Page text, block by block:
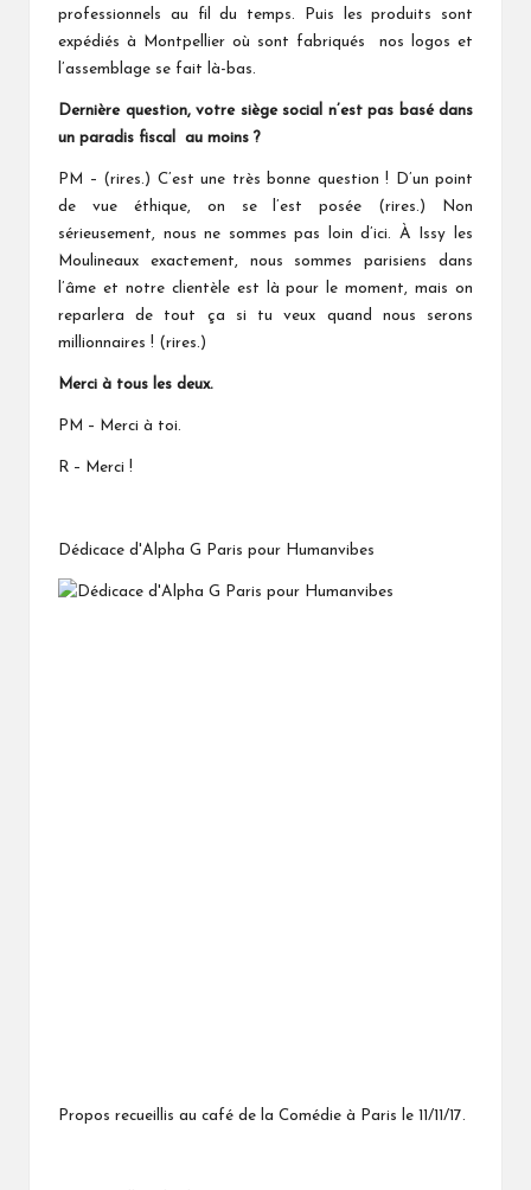
professionnels au fil du temps. Puis les produits sont
expédiés à Montpellier où sont fabriqués nos logos et
l’assemblage se fait là-bas.
Dernière question, votre siège social n’est pas basé dans
un paradis fiscal au moins ?
PM – (rires.) C’est une très bonne question ! D’un point
de vue éthique, on se l’est posée (rires.) Non
sérieusement, nous ne sommes pas loin d’ici. À Issy les
Moulineaux exactement, nous sommes parisiens dans
l’âme et notre clientèle est là pour le moment, mais on
reparlera de tout ça si tu veux quand nous serons
millionnaires ! (rires.)
Merci à tous les deux.
PM – Merci à toi.
R – Merci !
Dédicace d'Alpha G Paris pour Humanvibes
Propos recueillis au café de la Comédie à Paris le 11/11/17.